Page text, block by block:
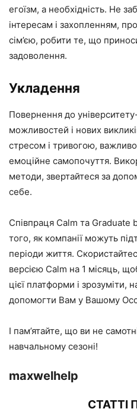
егоїзм, а необхідність. Не
інтересам і захопленням,
сім’єю, робити те, що
задоволення.
Укладення
Повернення до
можливостей і нових
стресом і тривогою,
емоційне самопочуття.
методи, звертайтеся за
себе.
Співпраця Calm та
того, як компанії можуть
періоди життя.
версією Calm на 1 місяць,
цієї платформи і зрозуміти,
допомогти Вам у Вашому
І пам’ятайте, що ви не
навчальному сезоні!
maxwelhelp
СТАТТІ